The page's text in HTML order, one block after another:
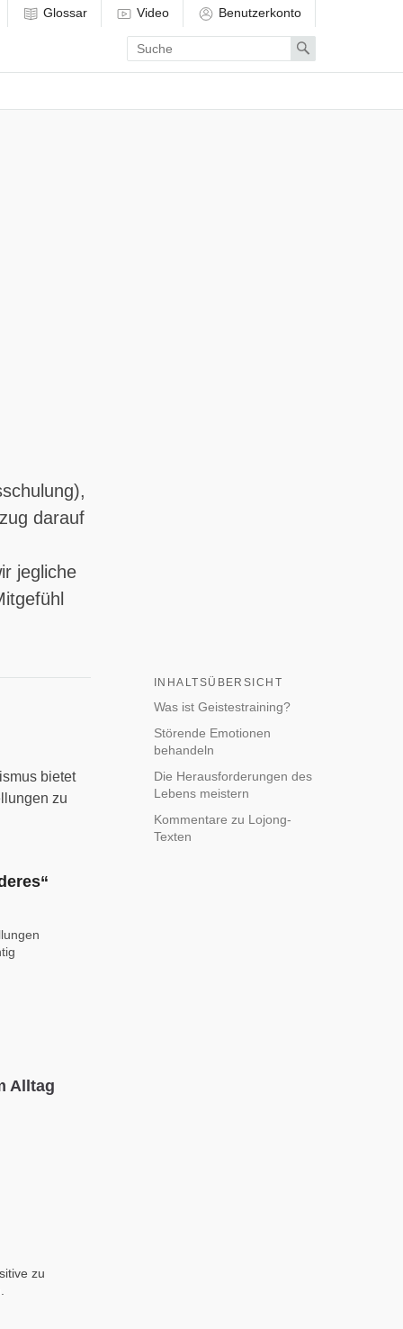
Glossar Video Benutzerkonto
Enter
search
term
Search
darauf
jegliche
INHALTSÜBERSICHT
Was ist Geistestraining?
Störende Emotionen
behandeln
Die Herausforderungen des
Lebens meistern
Kommentare zu Lojong-
Texten
bietet
zu
Alltag
zu